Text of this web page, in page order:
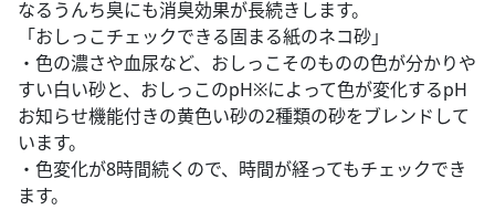
なるうんち臭にも消臭効果が長続きします。
「おしっこチェックできる固まる紙のネコ砂」
・色の濃さや血尿など、おしっこそのものの色が分かりや
すい白い砂と、おしっこのpH※によって色が変化するpH
お知らせ機能付きの黄色い砂の2種類の砂をブレンドして
います。
・色変化が8時間続くので、時間が経ってもチェックでき
ます。